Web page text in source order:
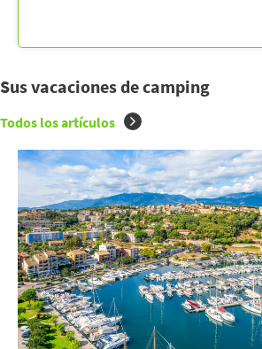
Sus vacaciones de camping
Todos los artículos